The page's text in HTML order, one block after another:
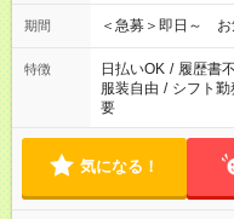
期間 ＜急募＞即日～ お
特徴 日払いOK / 履歴書
服装自由 / シフト勤
要
気になる！